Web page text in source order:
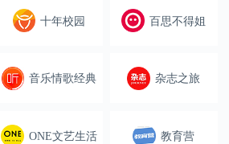
十年校园 百思不得姐
音乐情歌经典 杂志之旅
ONE文艺生活 教育营